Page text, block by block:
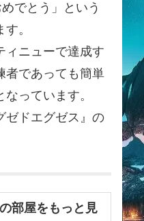
でとう」という
。
ィニューで達成す
者であっても簡単
っています。
ゼドエグゼス』の
部屋をもっと見